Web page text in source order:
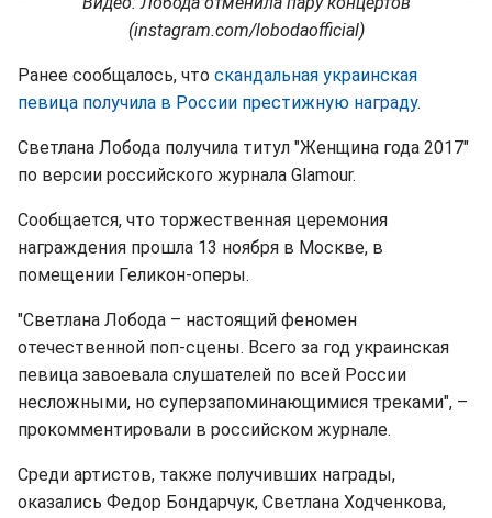
(instagram.com/lobodaofficial)
Ранее сообщалось, что скандальная украинская
певица получила в России престижную награду.
Светлана Лобода получила титул "Женщина года 2017"
по версии российского журнала Glamour.
Сообщается, что торжественная церемония
награждения прошла 13 ноября в Москве, в
помещении Геликон-оперы.
"Светлана Лобода – настоящий феномен
отечественной поп-сцены. Всего за год украинская
певица завоевала слушателей по всей России
несложными, но суперзапоминающимися треками", –
прокомментировали в российском журнале.
Среди артистов, также получивших награды,
оказались Федор Бондарчук, Светлана Ходченкова,